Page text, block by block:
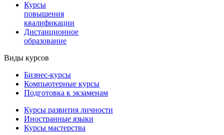
Курсы
повышения
квалификации
Дистанционное
образование
Виды курсов
Бизнес-курсы
Компьютерные курсы
Подготовка к экзаменам
Курсы развития личности
Иностранные языки
Курсы мастерства